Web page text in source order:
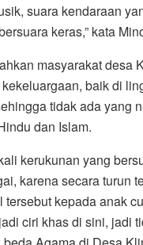
suara kendaraan
keras,” kata
masyarakat desa
baik di
tidak ada yang
dan Islam.
kerukunan yang
karena secara turun
tersebut kepada anak
ciri khas di sini, jadi